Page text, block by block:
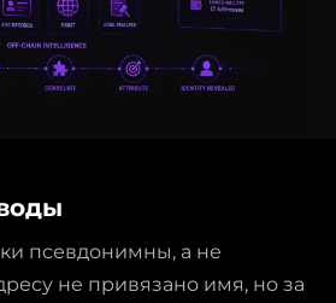
псевдонимны, а не
не привязано имя, но за